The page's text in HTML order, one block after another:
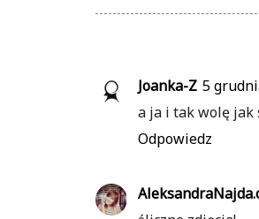
Joanka-Z 5
a ja i tak wolę jak
Odpowiedz